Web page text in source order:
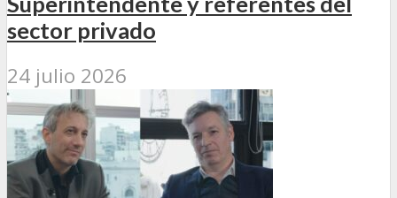
sector privado
24 julio 2026